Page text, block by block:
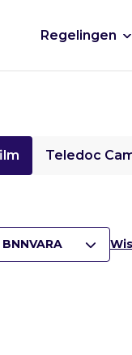
Regelingen
Teledoc
BNNVARA